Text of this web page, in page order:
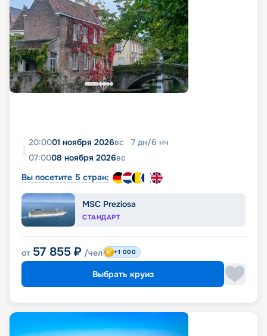
20:0001 ноября 2026вс 7 дн/6 нч
07:0008 ноября 2026вс
Вы посетите 5 стран:
MSC Preziosa
СТАНДАРТ
от 57 855 ₽ /чел +1 000
Выбрать круиз